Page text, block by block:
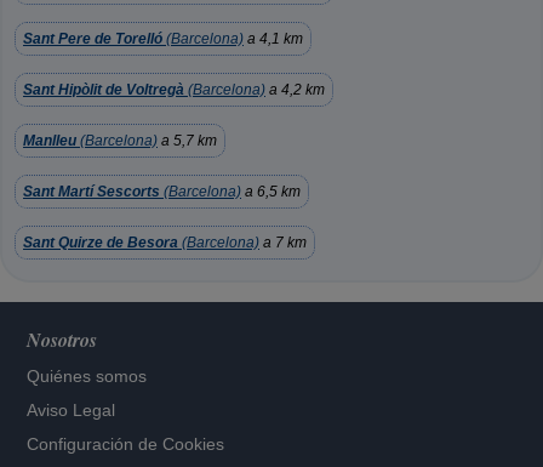
Sant Pere de Torelló (Barcelona) a 4,1 km
Sant Hipòlit de Voltregà (Barcelona) a 4,2 km
Manlleu (Barcelona) a 5,7 km
Sant Martí Sescorts (Barcelona) a 6,5 km
Sant Quirze de Besora (Barcelona) a 7 km
Nosotros
Quiénes somos
Aviso Legal
Configuración de Cookies